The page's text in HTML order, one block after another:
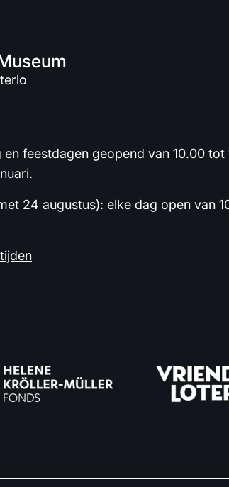
feestdagen geopend van 10.00 tot
24 augustus): elke dag open van